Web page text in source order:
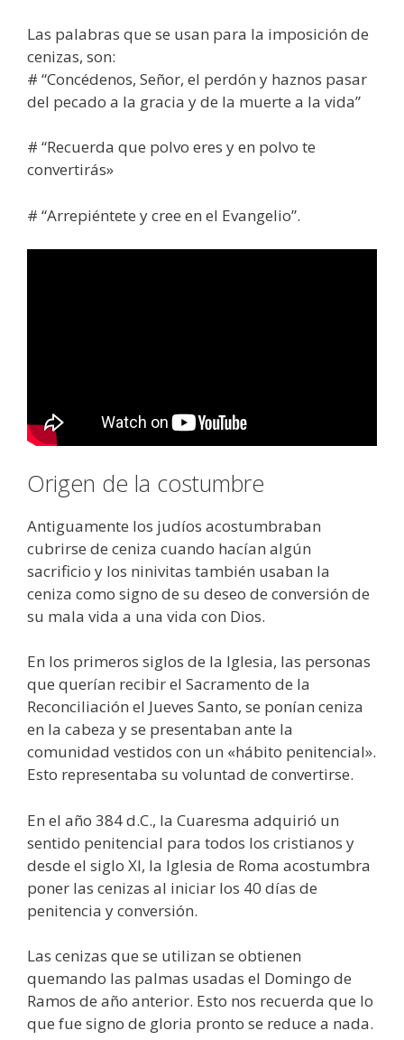
Las palabras que se usan para la imposición de
cenizas, son:
# “Concédenos, Señor, el perdón y haznos pasar
del pecado a la gracia y de la muerte a la vida”
# “Recuerda que polvo eres y en polvo te
convertirás»
# “Arrepiéntete y cree en el Evangelio”.
Origen de la costumbre
Antiguamente los judíos acostumbraban
cubrirse de ceniza cuando hacían algún
sacrificio y los ninivitas también usaban la
ceniza como signo de su deseo de conversión de
su mala vida a una vida con Dios.
En los primeros siglos de la Iglesia, las personas
que querían recibir el Sacramento de la
Reconciliación el Jueves Santo, se ponían ceniza
en la cabeza y se presentaban ante la
comunidad vestidos con un «hábito penitencial».
Esto representaba su voluntad de convertirse.
En el año 384 d.C., la Cuaresma adquirió un
sentido penitencial para todos los cristianos y
desde el siglo XI, la Iglesia de Roma acostumbra
poner las cenizas al iniciar los 40 días de
penitencia y conversión.
Las cenizas que se utilizan se obtienen
quemando las palmas usadas el Domingo de
Ramos de año anterior. Esto nos recuerda que lo
que fue signo de gloria pronto se reduce a nada.